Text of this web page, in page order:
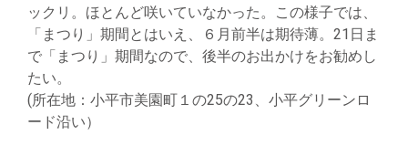
ックリ。ほとんど咲いていなかった。この様子では、
「まつり」期間とはいえ、６月前半は期待薄。21日ま
で「まつり」期間なので、後半のお出かけをお勧めし
たい。
(所在地：小平市美園町１の25の23、小平グリーンロ
ード沿い）